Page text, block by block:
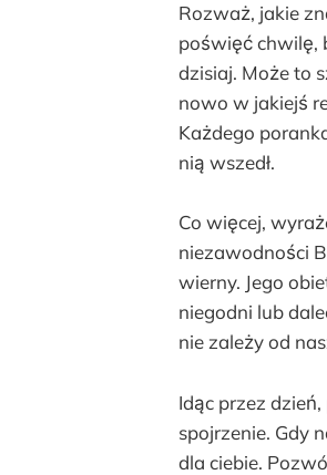
Rozważ, jakie
poświęć chwilę,
dzisiaj. Może to
nowo w jakiejś
Każdego
nią wszedł.
Co więcej,
niezawodności
wierny. Jego
niegodni lub
nie zależy od
Idąc przez
spojrzenie. Gdy
dla ciebie.